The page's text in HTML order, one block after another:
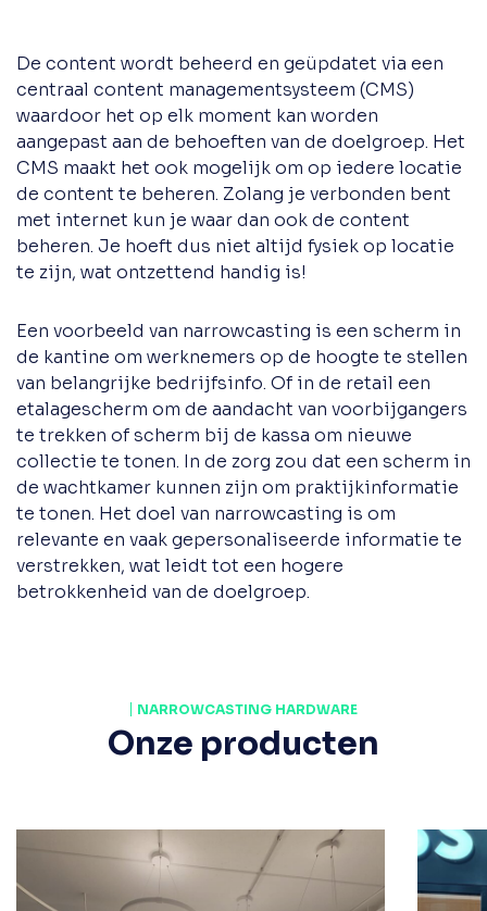
De content wordt beheerd en geüpdatet via een
centraal content managementsysteem (CMS)
waardoor het op elk moment kan worden
aangepast aan de behoeften van de doelgroep. Het
CMS maakt het ook mogelijk om op iedere locatie
de content te beheren. Zolang je verbonden bent
met internet kun je waar dan ook de content
beheren. Je hoeft dus niet altijd fysiek op locatie
te zijn, wat ontzettend handig is!
Een voorbeeld van narrowcasting is een scherm in
de kantine om werknemers op de hoogte te stellen
van belangrijke bedrijfsinfo. Of in de retail een
etalagescherm om de aandacht van voorbijgangers
te trekken of scherm bij de kassa om nieuwe
collectie te tonen. In de zorg zou dat een scherm in
de wachtkamer kunnen zijn om praktijkinformatie
te tonen. Het doel van narrowcasting is om
relevante en vaak gepersonaliseerde informatie te
verstrekken, wat leidt tot een hogere
betrokkenheid van de doelgroep.
NARROWCASTING HARDWARE
Onze producten